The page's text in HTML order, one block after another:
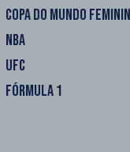
COPA DO MUNDO
NBA
UFC
FÓRMULA 1